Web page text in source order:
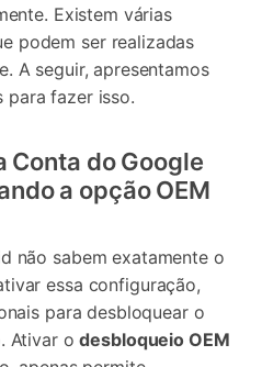
Existem várias
podem ser realizadas
A seguir, apresentamos
para fazer isso.
Conta do Google
a opção OEM
não sabem exatamente o
essa configuração,
para desbloquear o
Ativar odesbloqueio OEM